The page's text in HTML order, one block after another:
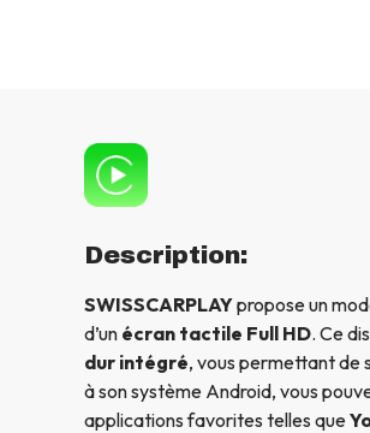
Description:
SWISSCARPLAYpropose un
d’un écran tactile Full HD. Ce
dur intégré, vous permettant de
à son système Android, vous
applications favorites telles que